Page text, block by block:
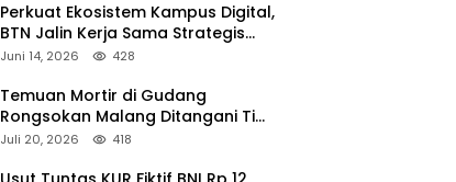
Perkuat Ekosistem Kampus Digital,
BTN Jalin Kerja Sama Strategis
dengan UNAIR
Juni 14, 2026 428
Temuan Mortir di Gudang
Rongsokan Malang Ditangani Tim
Gegana Polda Jatim
Juli 20, 2026 418